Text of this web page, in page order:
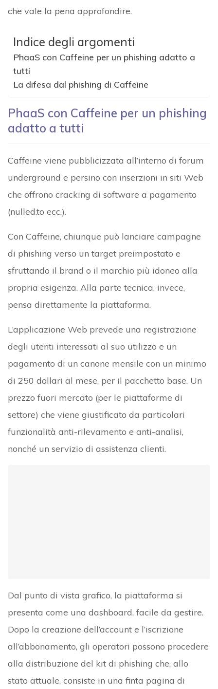
che vale la pena approfondire.
Indice degli argomenti
PhaaS con Caffeine per un phishing adatto a
tutti
La difesa dal phishing di Caffeine
PhaaS con Caffeine per un phishing
adatto a tutti
Caffeine viene pubblicizzata all’interno di forum
underground e persino con inserzioni in siti Web
che offrono cracking di software a pagamento
(nulled.to ecc.).
Con Caffeine, chiunque può lanciare campagne
di phishing verso un target preimpostato e
sfruttando il brand o il marchio più idoneo alla
propria esigenza. Alla parte tecnica, invece,
pensa direttamente la piattaforma.
L’applicazione Web prevede una registrazione
degli utenti interessati al suo utilizzo e un
pagamento di un canone mensile con un minimo
di 250 dollari al mese, per il pacchetto base. Un
prezzo fuori mercato (per le piattaforme di
settore) che viene giustificato da particolari
funzionalità anti-rilevamento e anti-analisi,
nonché un servizio di assistenza clienti.
Dal punto di vista grafico, la piattaforma si
presenta come una dashboard, facile da gestire.
Dopo la creazione dell’account e l’iscrizione
all’abbonamento, gli operatori possono procedere
alla distribuzione del kit di phishing che, allo
stato attuale, consiste in una finta pagina di